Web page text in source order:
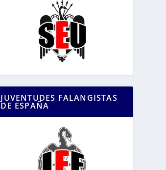
JUVENTUDES FALANGISTAS
DE ESPAÑA